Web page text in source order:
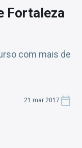
Fortaleza
com mais de
21 mar 2017